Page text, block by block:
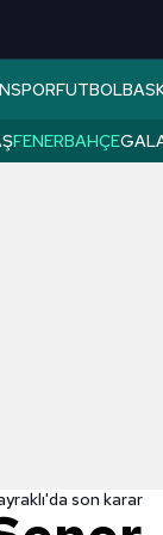
FUTBOL
FENERBAHÇE
son karar